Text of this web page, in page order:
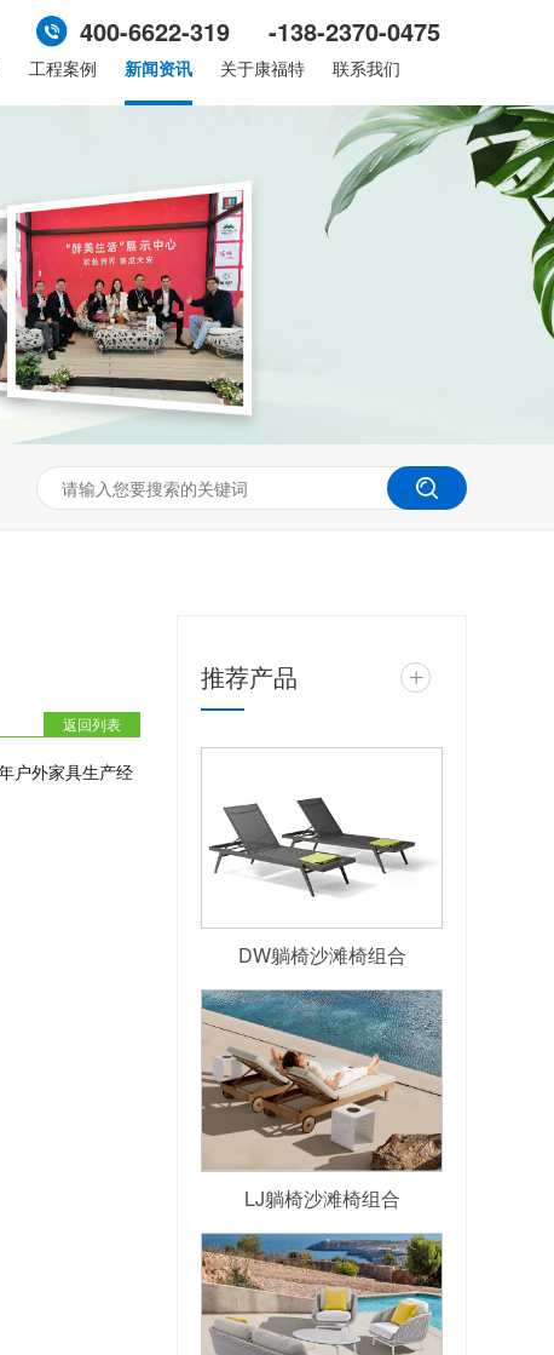
400-6622-319 -138-2370-0475
工程案例 新闻资讯 关于康福特 联系我们
返回列表
户外家具生产经
推荐产品 +
DW躺椅沙滩椅组合
LJ躺椅沙滩椅组合